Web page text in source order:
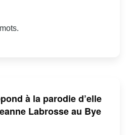
à la parodie d’elle
Labrosse au Bye